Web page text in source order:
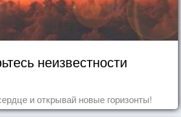
неизвестности
и открывай новые горизонты!